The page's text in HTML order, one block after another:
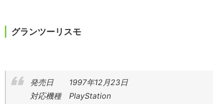
グランツーリスモ
発売日 1997年12月23日
対応機種 PlayStation